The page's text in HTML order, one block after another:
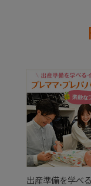
出産準備を学べ